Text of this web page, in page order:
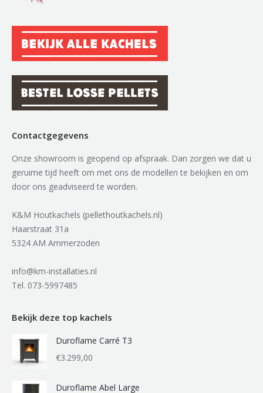
Contactgegevens
Onze showroom is geopend op afspraak. Dan zorgen we dat u
geruime tijd heeft om met ons de modellen te bekijken en om
door ons geadviseerd te worden.
K&M Houtkachels (pellethoutkachels.nl)
Haarstraat 31a
5324 AM Ammerzoden
info@km-installaties.nl
Tel. 073-5997485
Bekijk deze top kachels
Duroflame Carré T3
€3.299,00
Duroflame Abel Large